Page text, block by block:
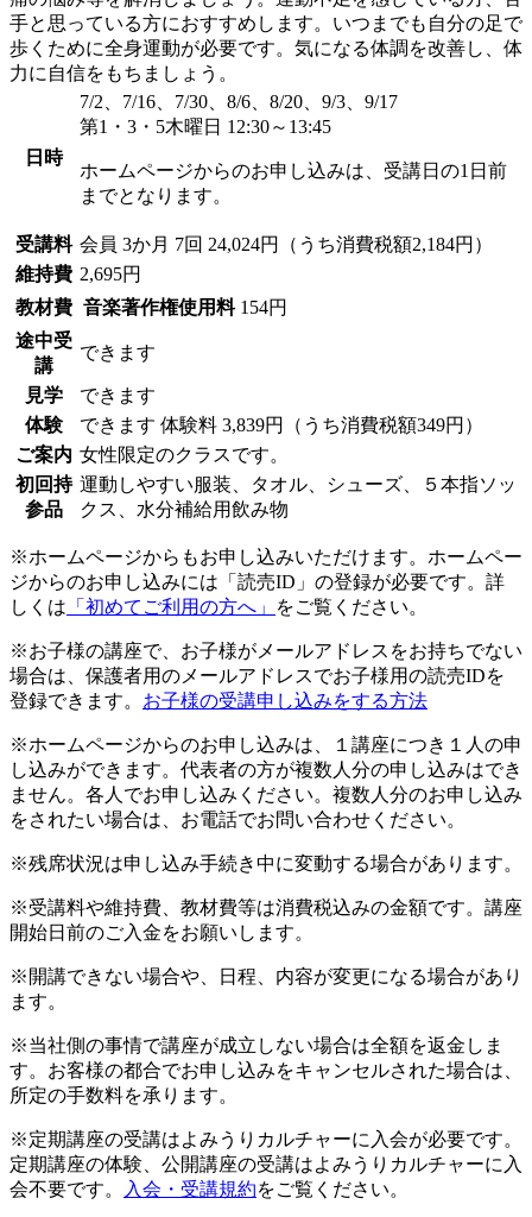
手と思っている方におすすめします。いつまでも自分の足で
歩くために全身運動が必要です。気になる体調を改善し、体
力に自信をもちましょう。
日時
7/2、7/16、7/30、8/6、8/20、9/3、9/17
第1・3・5木曜日 12:30～13:45
ホームページからのお申し込みは、受講日の1日前
までとなります。
受講料 会員 3か月 7回 24,024円（うち消費税額2,184円）
維持費 2,695円
教材費 音楽著作権使用料 154円
途中受
講
できます
見学
できます
体験
できます 体験料 3,839円（うち消費税額349円）
ご案内 女性限定のクラスです。
初回持
参品
運動しやすい服装、タオル、シューズ、５本指ソッ
クス、水分補給用飲み物
※ホームページからもお申し込みいただけます。ホームペー
ジからのお申し込みには「読売ID」の登録が必要です。詳
しくは 「初めてご利用の方へ」 をご覧ください。
※お子様の講座で、お子様がメールアドレスをお持ちでない
場合は、保護者用のメールアドレスでお子様用の読売IDを
登録できます。 お子様の受講申し込みをする方法
※ホームページからのお申し込みは、１講座につき１人の申
し込みができます。代表者の方が複数人分の申し込みはでき
ません。各人でお申し込みください。複数人分のお申し込み
をされたい場合は、お電話でお問い合わせください。
※残席状況は申し込み手続き中に変動する場合があります。
※受講料や維持費、教材費等は消費税込みの金額です。講座
開始日前のご入金をお願いします。
※開講できない場合や、日程、内容が変更になる場合があり
ます。
※当社側の事情で講座が成立しない場合は全額を返金しま
す。お客様の都合でお申し込みをキャンセルされた場合は、
所定の手数料を承ります。
※定期講座の受講はよみうりカルチャーに入会が必要です。
定期講座の体験、公開講座の受講はよみうりカルチャーに入
会不要です。
入会・受講規約をご覧ください。